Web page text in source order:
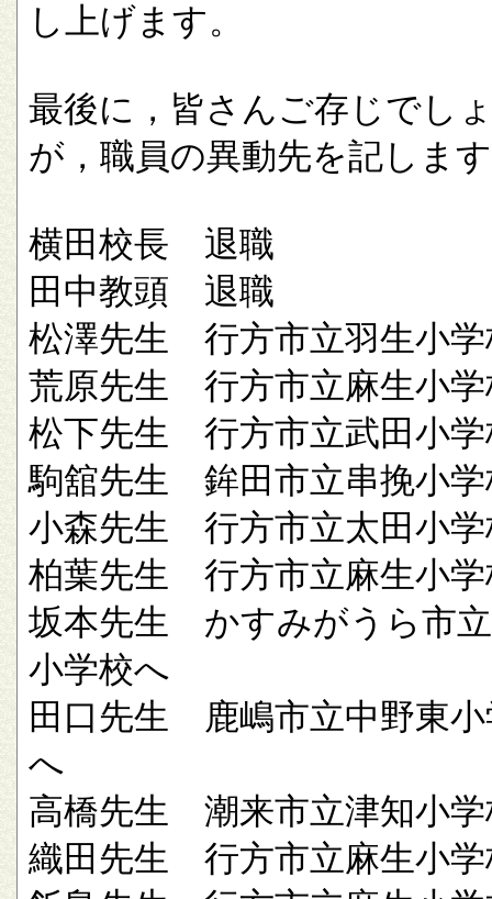
し上げます。
最後に，皆さんご存じでし
が，職員の異動先を記しま
横田校長 退職
田中教頭 退職
松澤先生 行方市立羽生小学
荒原先生 行方市立麻生小学
松下先生 行方市立武田小学
駒舘先生 鉾田市立串挽小学
小森先生 行方市立太田小学
柏葉先生 行方市立麻生小学
坂本先生 かすみがうら市
小学校へ
田口先生 鹿嶋市立中野東小
へ
高橋先生 潮来市立津知小学
織田先生 行方市立麻生小学